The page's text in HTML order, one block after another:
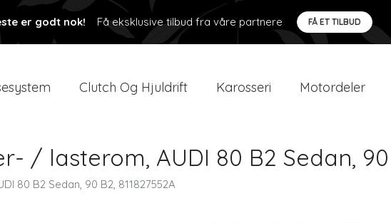
er godt nok! Få eksklusive tilbud fra våre partnere FÅ ET TILBUD
Clutch Og Hjuldrift Karosseri Motordeler
/ lasterom, AUDI 80 B2 Sedan, 90
80 B2 Sedan, 90 B2, 811827552A